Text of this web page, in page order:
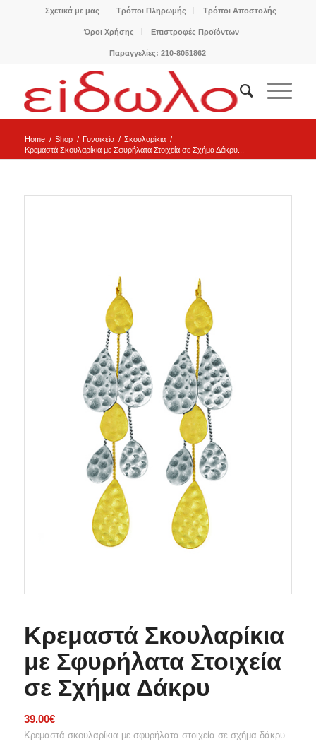
Σχετικά με μας Τρόποι Πληρωμής Τρόποι Αποστολής
Όροι Χρήσης Επιστροφές Προϊόντων
Παραγγελίες: 210-8051862
Home / Shop / Γυναικεία / Σκουλαρίκια /
Κρεμαστά Σκουλαρίκια με Σφυρήλατα Στοιχεία σε Σχήμα Δάκρυ...
Κρεμαστά Σκουλαρίκια
με Σφυρήλατα Στοιχεία
σε Σχήμα Δάκρυ
39.00€
Κρεμαστά σκουλαρίκια με σφυρήλατα στοιχεία σε σχήμα δάκρυ